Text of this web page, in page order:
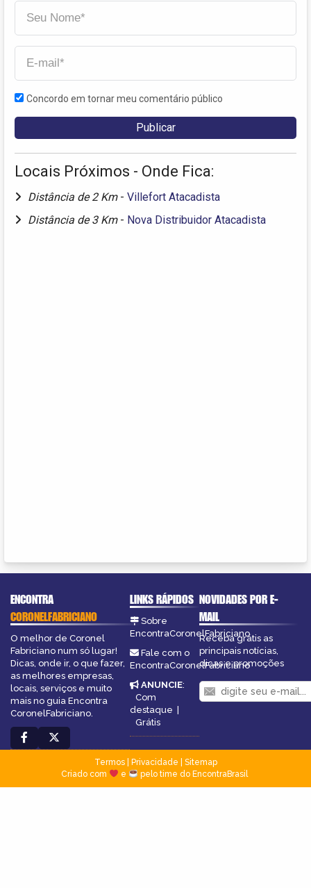
Concordo em tornar meu comentário público
Locais Próximos - Onde Fica:
Distância de 2 Km - Villefort Atacadista
Distância de 3 Km - Nova Distribuidor Atacadista
ENCONTRA
CORONELFABRICIANO
O melhor de Coronel
Fabriciano num só lugar!
Dicas, onde ir, o que fazer,
as melhores empresas,
locais, serviços e muito
mais no guia Encontra
CoronelFabriciano.
LINKS RÁPIDOS
Sobre
EncontraCoronelFabriciano
Fale com o
EncontraCoronelFabriciano
ANUNCIE:
Com
destaque |
Grátis
NOVIDADES POR E-
MAIL
Receba grátis as
principais notícias,
dicas e promoções
Termos| Privacidade
Sitemap
Criado com
e pelo time do EncontraBrasil